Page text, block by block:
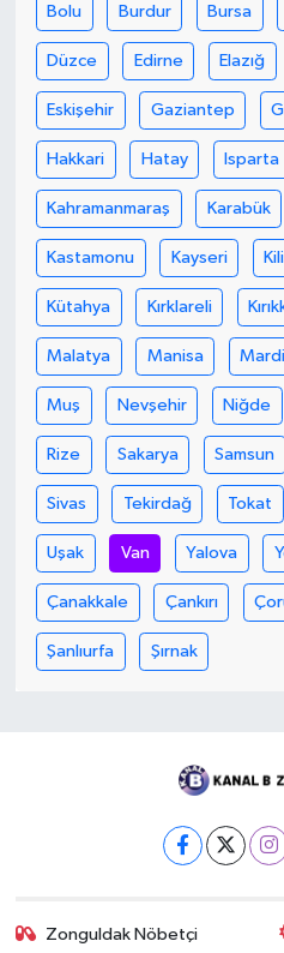
Bolu Burdur Bursa
Düzce Edirne Elazığ
Eskişehir Gaziantep
Hakkari Hatay Isparta
Kahramanmaraş Karabük
Kastamonu Kayseri
Kütahya Kırklareli
Malatya Manisa
Muş Nevşehir Niğde
Rize Sakarya Samsun
Sivas Tekirdağ Tokat
Uşak Van Yalova
Çanakkale Çankırı
Şanlıurfa Şırnak
Zonguldak Nöbetçi